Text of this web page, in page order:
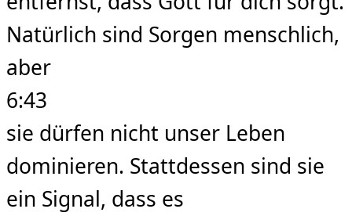
Natürlich sind Sorgen menschlich,
aber
6:43
sie dürfen nicht unser Leben
dominieren. Stattdessen sind sie
ein Signal, dass es